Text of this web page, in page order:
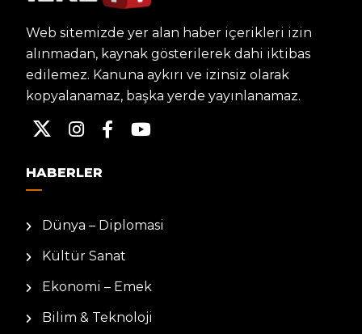
Web sitemizde yer alan haber içerikleri izin
alınmadan, kaynak gösterilerek dahi iktibas
edilemez. Kanuna aykırı ve izinsiz olarak
kopyalanamaz, başka yerde yayınlanamaz.
HABERLER
Dünya – Diplomasi
Kültür Sanat
Ekonomi – Emek
Bilim & Teknoloji